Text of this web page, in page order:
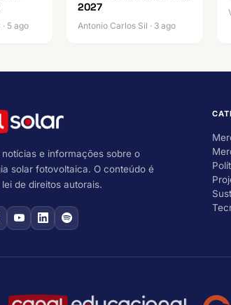
5 ago
2027
Antonio Carlos Sil · 3 ago
notícias e informações sobre o
solar fotovoltaica. O conteúdo é
de direitos autorais.